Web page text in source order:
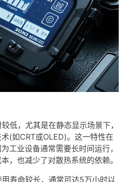
，尤其是在静态显示场景下，
(如CRT或OLED)。这一特性在
工业设备通常需要长时间运行，
，也减少了对散热系统的依赖。
命较长，通常可达5万小时以